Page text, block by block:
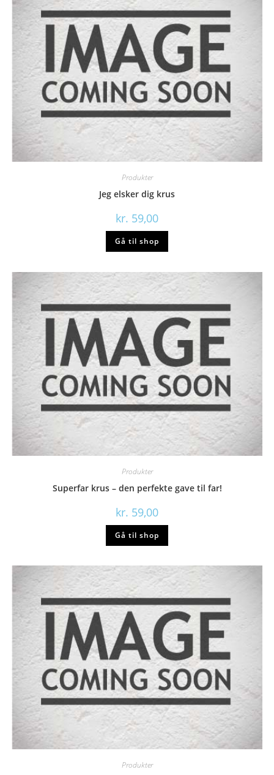
Produkter
Jeg elsker dig krus
kr. 59,00
Gå til shop
Produkter
Superfar krus – den perfekte gave til far!
kr. 59,00
Gå til shop
Produkter